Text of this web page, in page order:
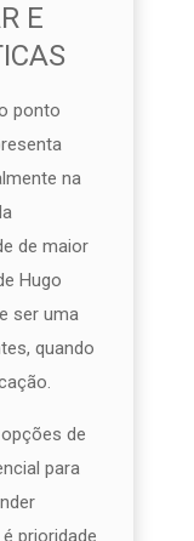
E
ponto
na
de maior
Hugo
ser uma
quando
de
para
prioridade